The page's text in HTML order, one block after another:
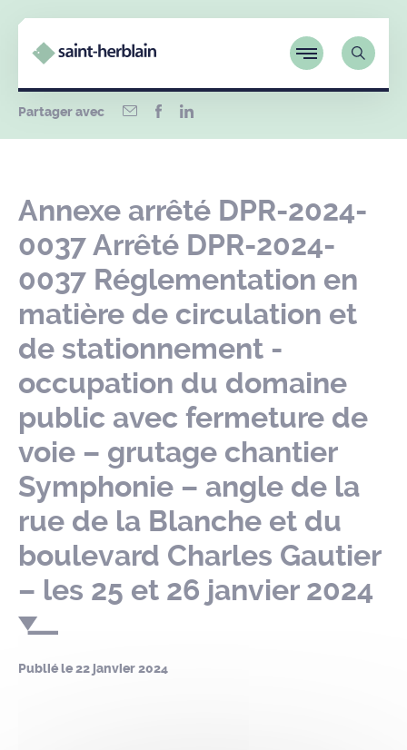
Partager avec
Annexe arrêté DPR-2024-
0037 Arrêté DPR-2024-
0037 Réglementation en
matière de circulation et
de stationnement -
occupation du domaine
public avec fermeture de
voie – grutage chantier
Symphonie – angle de la
rue de la Blanche et du
boulevard Charles Gautier
– les 25 et 26 janvier 2024
Publié le22 janvier 2024